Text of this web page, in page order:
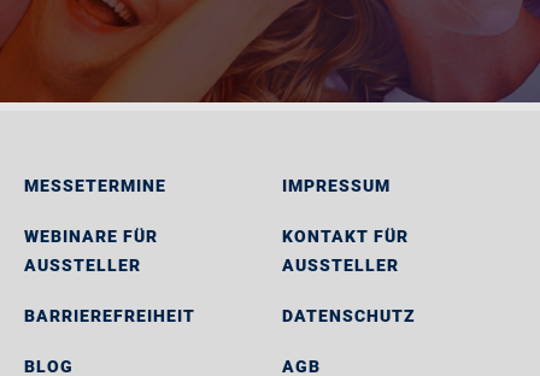
MESSETERMINE
WEBINARE FÜR
AUSSTELLER
BARRIEREFREIHEIT
BLOG
IMPRESSUM
KONTAKT FÜR
AUSSTELLER
DATENSCHUTZ
AGB